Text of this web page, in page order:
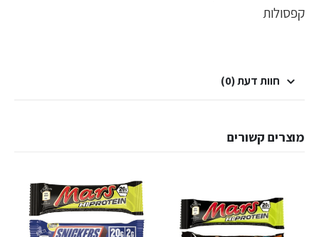
קפסולות
חוות דעת (0)
מוצרים קשורים